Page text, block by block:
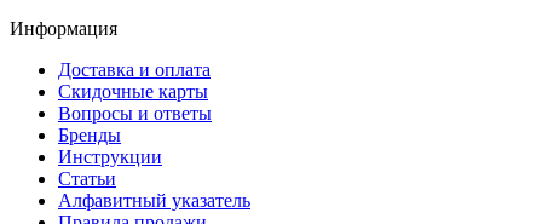
Информация
Доставка и оплата
Скидочные карты
Вопросы и ответы
Бренды
Инструкции
Статьи
Алфавитный указатель